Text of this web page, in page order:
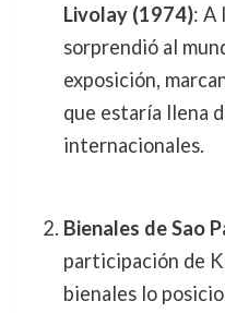
Livolay (1974): A
sorprendió al
exposición,
que estaría llena
internacionales.
Bienales de Sao
participación de
bienales lo